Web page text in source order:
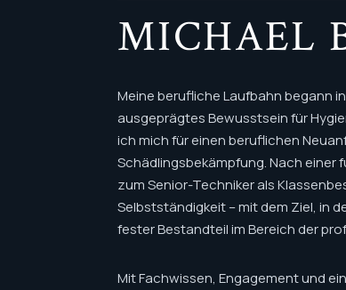
MICHAEL
Meine berufliche Laufbahn begann
ausgeprägtes Bewusstsein für
ich mich für einen beruflichen
Schädlingsbekämpfung. Nach einer
zum Senior-Techniker als
Selbstständigkeit – mit dem Ziel, in
fester Bestandteil im Bereich der
Mit Fachwissen, Engagement und